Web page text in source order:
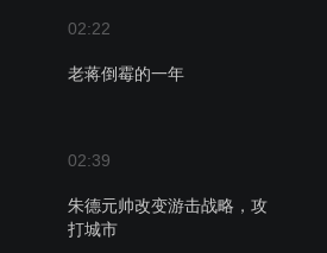
02:22
老蒋倒霉的一年
02:39
朱德元帅改变游击战略，攻
打城市